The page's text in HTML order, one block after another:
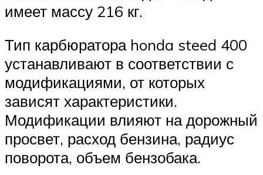
имеет массу 216 кг.
Тип карбюратора honda steed 400
устанавливают в соответствии с
модификациями, от которых
зависят характеристики.
Модификации влияют на дорожный
просвет, расход бензина, радиус
поворота, объем бензобака.